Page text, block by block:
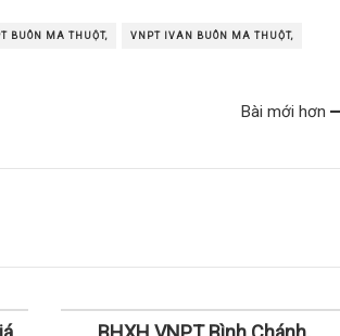
BUÔN MA THUỘT, VNPT IVAN BUÔN MA THUỘT,
Bài mới hơn